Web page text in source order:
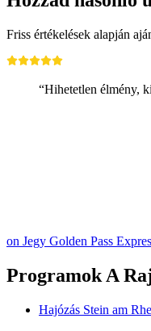
Friss értékelések alapján
“Hihetetlen élmény,
on Jegy Golden Pass
Programok A
Hajózás Stein am